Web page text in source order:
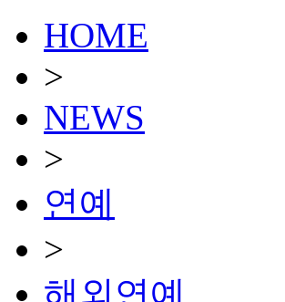
HOME
>
NEWS
>
연예
>
해외연예